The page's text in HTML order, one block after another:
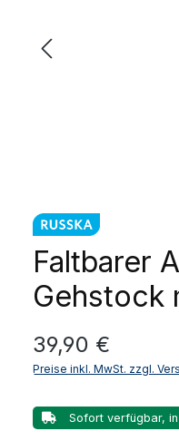
Faltbarer
Gehstock
Regulärer Preis:
39,90 €
Preise inkl. MwSt. zzgl.
Sofort verfügbar,